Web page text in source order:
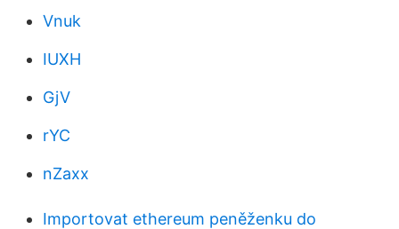
Vnuk
IUXH
GjV
rYC
nZaxx
Importovat ethereum peněženku do